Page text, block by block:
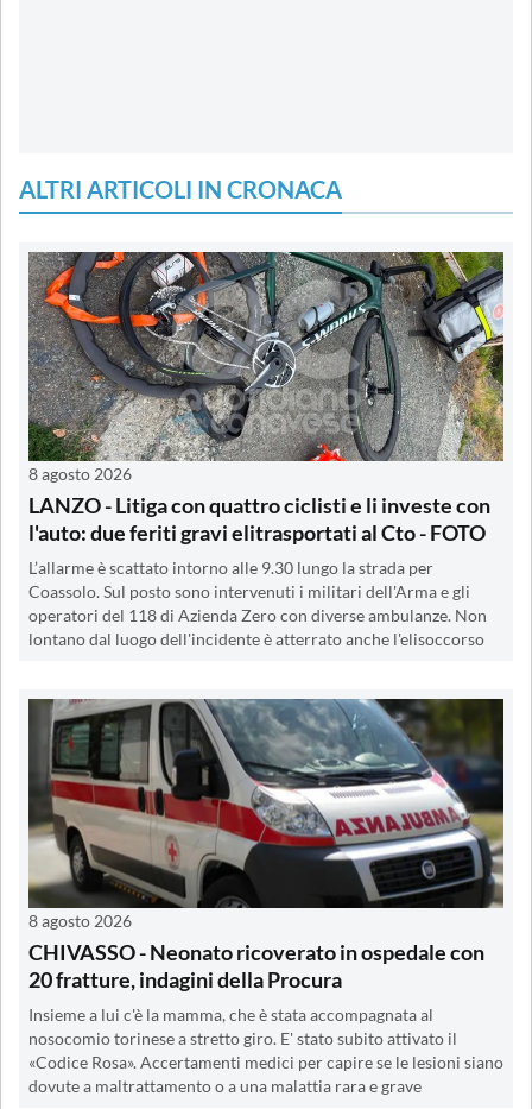
ALTRI ARTICOLI IN CRONACA
8 agosto 2026
LANZO - Litiga con quattro ciclisti e li investe con
l'auto: due feriti gravi elitrasportati al Cto - FOTO
L’allarme è scattato intorno alle 9.30 lungo la strada per
Coassolo. Sul posto sono intervenuti i militari dell'Arma e gli
operatori del 118 di Azienda Zero con diverse ambulanze. Non
lontano dal luogo dell'incidente è atterrato anche l'elisoccorso
8 agosto 2026
CHIVASSO - Neonato ricoverato in ospedale con
20 fratture, indagini della Procura
Insieme a lui c'è la mamma, che è stata accompagnata al
nosocomio torinese a stretto giro. E' stato subito attivato il
«Codice Rosa». Accertamenti medici per capire se le lesioni siano
dovute a maltrattamento o a una malattia rara e grave